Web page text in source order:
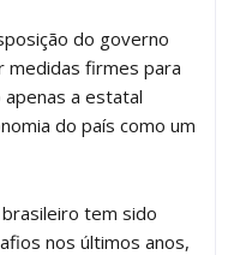
do governo
medidas firmes para
a estatal
do país como um
tem sido
nos últimos anos,